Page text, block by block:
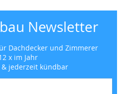
Newsletter
Dachdecker und Zimmerer
x im Jahr
& jederzeit kündbar